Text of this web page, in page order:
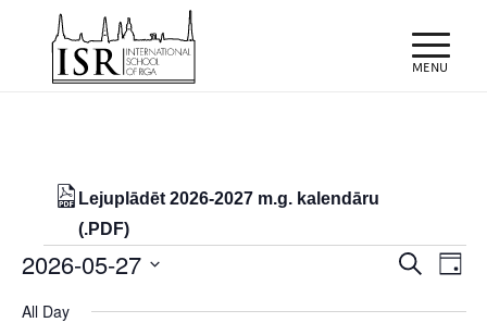
Lejuplādēt 2026-2027 m.g. kalendāru
(.PDF)
Notikumi
for
Meklēt
Day
2026-05-27
All Day